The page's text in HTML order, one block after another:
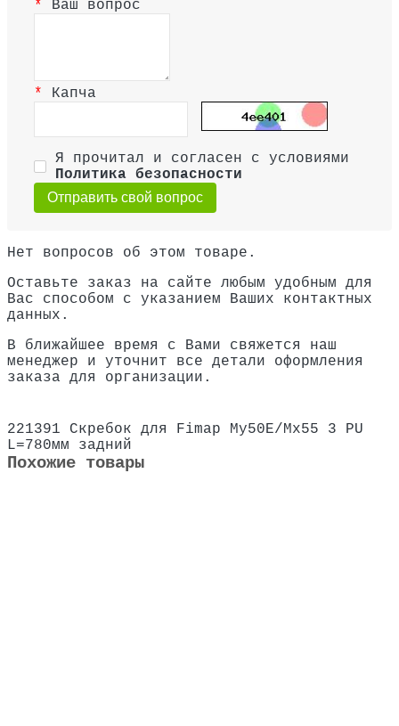
Ваш вопрос
Капча
Я прочитал и согласен с условиями
Политика безопасности
Отправить свой вопрос
Нет вопросов об этом товаре.
Оставьте заказ на сайте любым удобным для
Вас способом с указанием Ваших контактных
данных.
В ближайшее время с Вами свяжется наш
менеджер и уточнит все детали оформления
заказа для организации.
221391 Скребок для Fimap My50E/Мх55 3
PU
L=780мм
задний
Похожие товары